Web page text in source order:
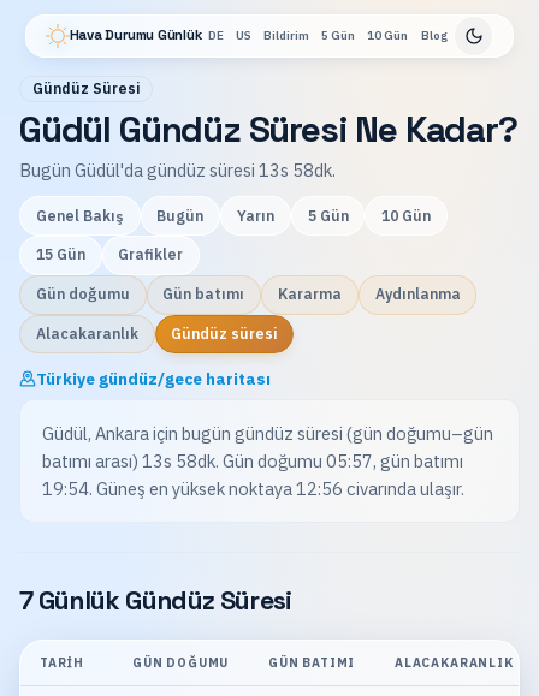
Hava Durumu Günlük DE US Bildirim 5 Gün 10 Gün Blog
Gündüz Süresi
Güdül Gündüz Süresi Ne Kadar?
Bugün Güdül'da gündüz süresi 13s 58dk.
Genel Bakış Bugün Yarın 5 Gün 10 Gün
15 Gün Grafikler
Gün doğumu Gün batımı Kararma Aydınlanma
Alacakaranlık Gündüz süresi
Türkiye gündüz/gece haritası
Güdül, Ankara için bugün gündüz süresi (gün doğumu–gün
batımı arası) 13s 58dk. Gün doğumu 05:57, gün batımı
19:54. Güneş en yüksek noktaya 12:56 civarında ulaşır.
7 Günlük Gündüz Süresi
TARIH GÜN DOĞUMU GÜN BATIMI ALACAKARANLIK